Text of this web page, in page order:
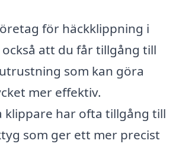
för häckklippning i
också att du får tillgång till
som kan göra
mer effektiv.
klippare har ofta tillgång till
som ger ett mer precist